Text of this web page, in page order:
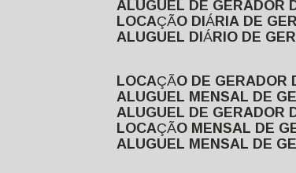
LOCAÇÃO DIÁRIA DE
ALUGUEL DIÁRIO DE
LOCAÇÃO DE
ALUGUEL MENSAL DE
ALUGUEL DE
LOCAÇÃO MENSAL DE
ALUGUEL MENSAL DE